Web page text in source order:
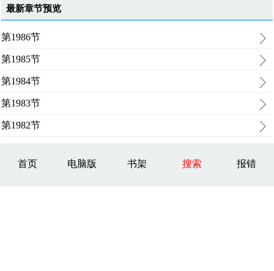
最新章节预览
第1986节
第1985节
第1984节
第1983节
第1982节
首页 电脑版 书架 搜索 报错